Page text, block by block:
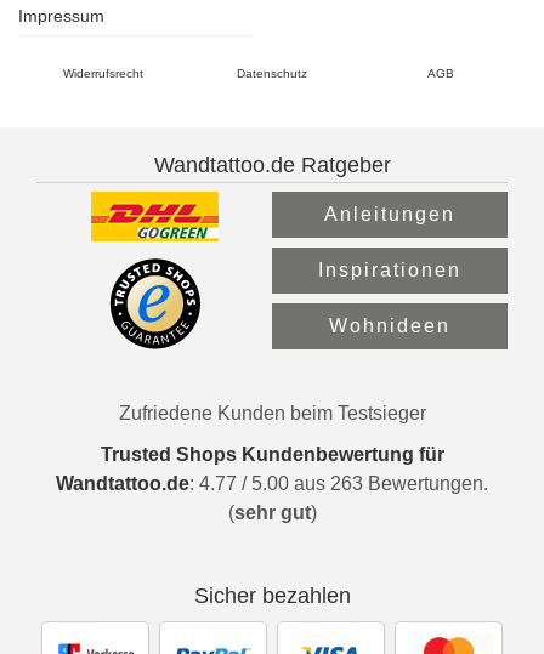
Impressum
Widerrufsrecht Datenschutz AGB
Wandtattoo.de Ratgeber
Anleitungen
Inspirationen
Wohnideen
Zufriedene Kunden beim Testsieger
Trusted Shops Kundenbewertung für
Wandtattoo.de: 4.77 / 5.00 aus 263 Bewertungen.
(sehr gut)
Sicher bezahlen